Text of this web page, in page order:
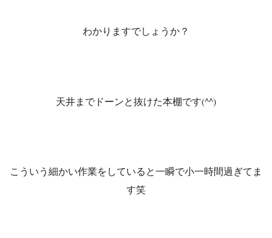
わかりますでしょうか？
天井までドーンと抜けた本棚です(^^)
こういう細かい作業をしていると一瞬で小一時間過ぎてま
す笑